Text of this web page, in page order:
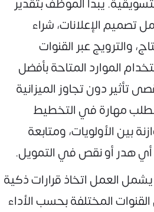
يبدأ الموظف بتقدير
تصميم الإعلانات، شراء
والترويج عبر القنوات
الموارد المتاحة بأفضل
دون تجاوز الميزانية
مهارة في التخطيط
بين الأولويات، ومتابعة
أي هدر أو نقص في التمويل.
العمل اتخاذ قرارات ذكية
المختلفة بحسب الأداء